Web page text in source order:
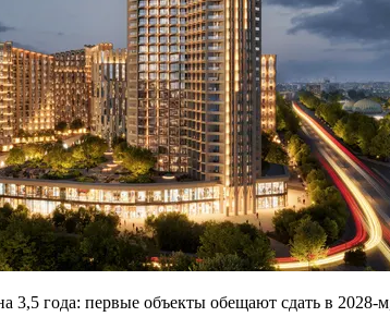
3,5 года: первые объекты обещают сдать в